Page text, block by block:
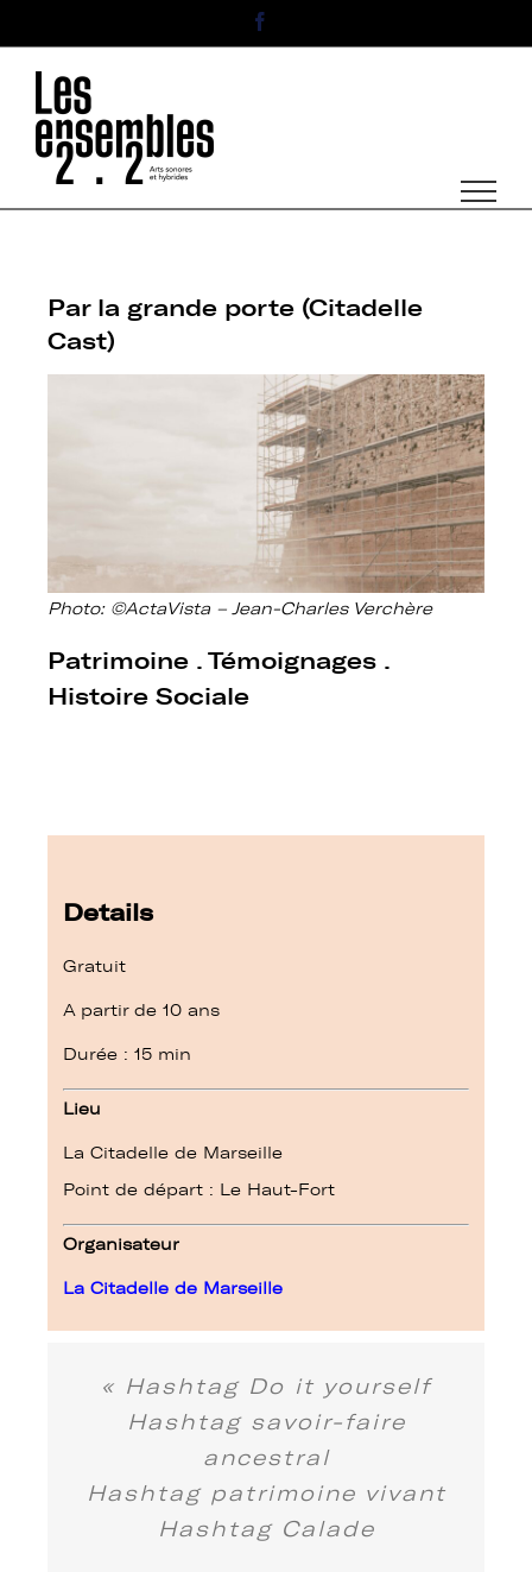
contenu
Par la grande porte (Citadelle
Cast)
Photo: ©ActaVista – Jean-Charles Verchère
Patrimoine . Témoignages .
Histoire Sociale
Details
Gratuit
A partir de 10 ans
Durée : 15 min
Lieu
La Citadelle de Marseille
Point de départ : Le Haut-Fort
Organisateur
La Citadelle de Marseille
« Hashtag Do it yourself
Hashtag savoir-faire
ancestral
Hashtag patrimoine vivant
Hashtag Calade